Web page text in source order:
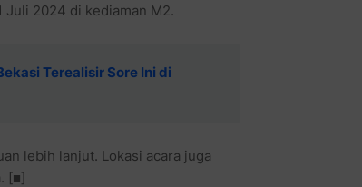
Juli 2024 di kediaman M2.
Terealisir Sore Ini di
lebih lanjut. Lokasi acara juga
[■]